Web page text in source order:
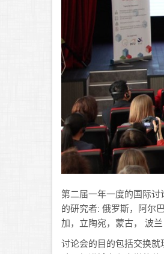
第二届一年一度的国际讨
的研究者: 俄罗斯，阿尔
加，立陶宛，蒙古， 波
讨论会的目的包括交换